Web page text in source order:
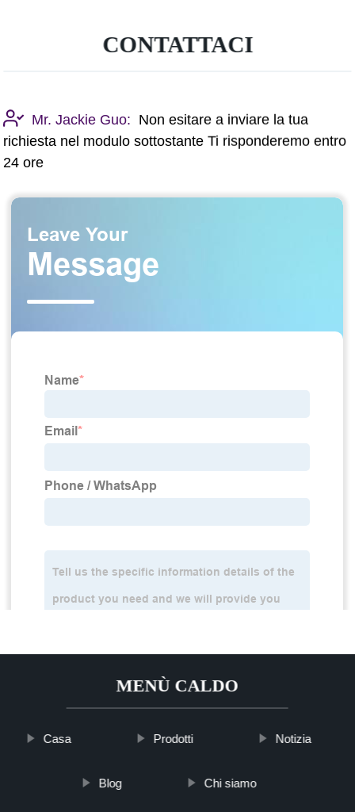
CONTATTACI
Mr. Jackie Guo: Non esitare a inviare la tua
richiesta nel modulo sottostante Ti risponderemo entro
24 ore
MENÙ CALDO
Casa Prodotti Notizia
Blog Chi siamo